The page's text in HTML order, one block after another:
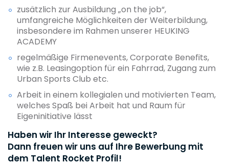
zusätzlich zur Ausbildung „on the job“,
umfangreiche Möglichkeiten der Weiterbildung,
insbesondere im Rahmen unserer HEUKING
ACADEMY
regelmäßige Firmenevents, Corporate Benefits,
wie z.B. Leasingoption für ein Fahrrad, Zugang zum
Urban Sports Club etc.
Arbeit in einem kollegialen und motivierten Team,
welches Spaß bei Arbeit hat und Raum für
Eigeninitiative lässt
Haben wir Ihr Interesse geweckt?
Dann freuen wir uns auf Ihre Bewerbung mit
dem Talent Rocket Profil!